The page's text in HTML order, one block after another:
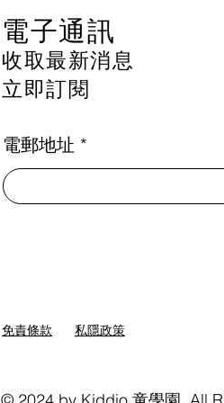
電子通訊
收取最新消息
立即訂閱
電郵地址
免責條款 私隱政策